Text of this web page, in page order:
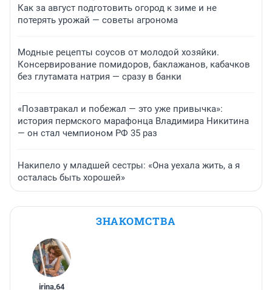
Как за август подготовить огород к зиме и не
потерять урожай — советы агронома
Модные рецепты соусов от молодой хозяйки.
Консервирование помидоров, баклажанов, кабачков
без глутамата натрия — сразу в банки
«Позавтракал и побежал — это уже привычка»:
история пермского марафонца Владимира Никитина
— он стал чемпионом РФ 35 раз
Накипело у младшей сестры: «Она уехала жить, а я
осталась быть хорошей»
ЗНАКОМСТВА
irina,64